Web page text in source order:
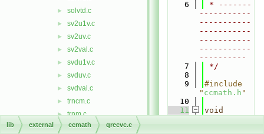
► solvtd.c
► sv2u1v.c
► sv2uv.c
► sv2val.c
► svdu1v.c
► svduv.c
► svdval.c
► trncm.c
► trnm.c
► unfl.c
    6
* -------
-----------
-----------
-----------
-----------
-----------
----------
    7
*/
    8
    9
#include
" ccmath.h "
   10
   11
void
lib external ccmath qrecvc.c